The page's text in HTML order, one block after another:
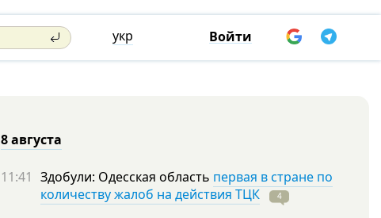
укр Войти
8 августа
11:41 Здобули: Одесская область первая в стране по
количеству жалоб на действия ТЦК
4